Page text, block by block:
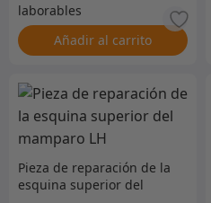
Añadir al carrito
Pieza de reparación de la
esquina superior del